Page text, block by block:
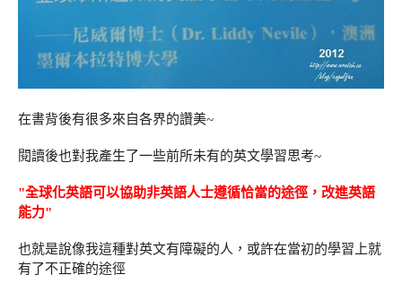
在書背後有很多來自各界的讚美~
閱讀後也對我產生了一些前所未有的英文學習思考~
"全球化英語可以協助非英語人士遵循恰當的途徑，改進英語
能力"
也就是說像我這種對英文有障礙的人，或許在當初的學習上就
有了不正確的途徑